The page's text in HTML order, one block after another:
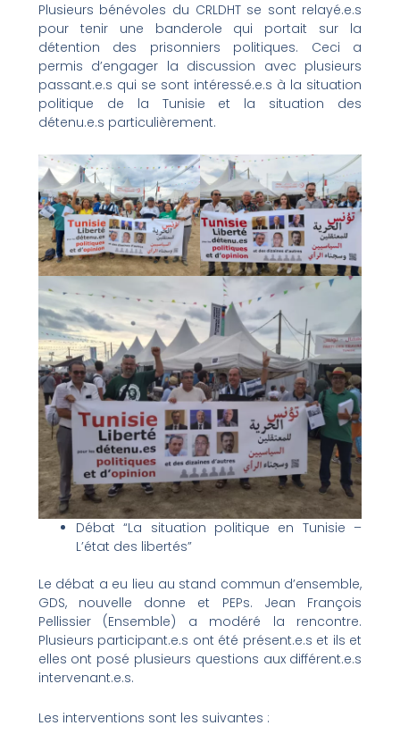
Plusieurs bénévoles du CRLDHT se sont relayé.e.s
pour tenir une banderole qui portait sur la
détention des prisonniers politiques. Ceci a
permis d’engager la discussion avec plusieurs
passant.e.s qui se sont intéressé.e.s à la situation
politique de la Tunisie et la situation des
détenu.e.s particulièrement.
Débat “La situation politique en Tunisie –
L’état des libertés”
Le débat a eu lieu au stand commun d’ensemble,
GDS, nouvelle donne et PEPs. Jean François
Pellissier (Ensemble) a modéré la rencontre.
Plusieurs participant.e.s ont été présent.e.s et ils et
elles ont posé plusieurs questions aux différent.e.s
intervenant.e.s.
Les interventions sont les suivantes :